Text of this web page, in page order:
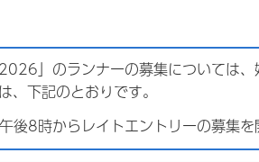
」のランナーの募集については
、下記のとおりです。
8時からレイトエントリーの募集を